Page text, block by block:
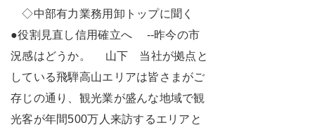
◇中部有力業務用卸トップに聞く
●役割見直し信用確立へ --昨今の市
況感はどうか。 山下 当社が拠点と
している飛騨高山エリアは皆さまがご
存じの通り、観光業が盛んな地域で観
光客が年間500万人来訪するエリアと